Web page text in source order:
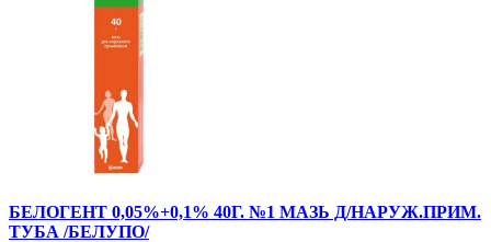
БЕЛОГЕНТ 0,05%+0,1% 40Г. №1 МАЗЬ Д/НАРУЖ.ПРИМ.
ТУБА /БЕЛУПО/